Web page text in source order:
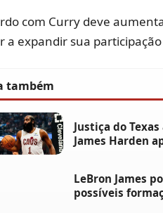
com Curry deve
a expandir sua
também
Justiça do
James Harden
LeBron James
possíveis